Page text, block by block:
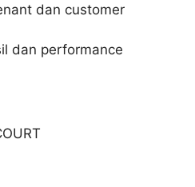
dan customer
dan performance